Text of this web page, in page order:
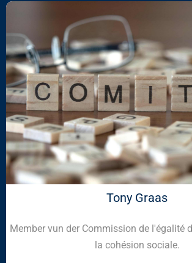
Tony Graas
Member vun der Commission de l'égalité
la cohésion sociale.